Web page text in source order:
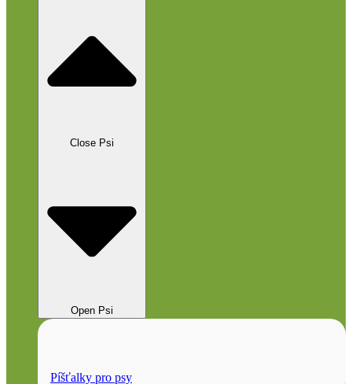
Close Psi
Open Psi
Píšťalky pro psy